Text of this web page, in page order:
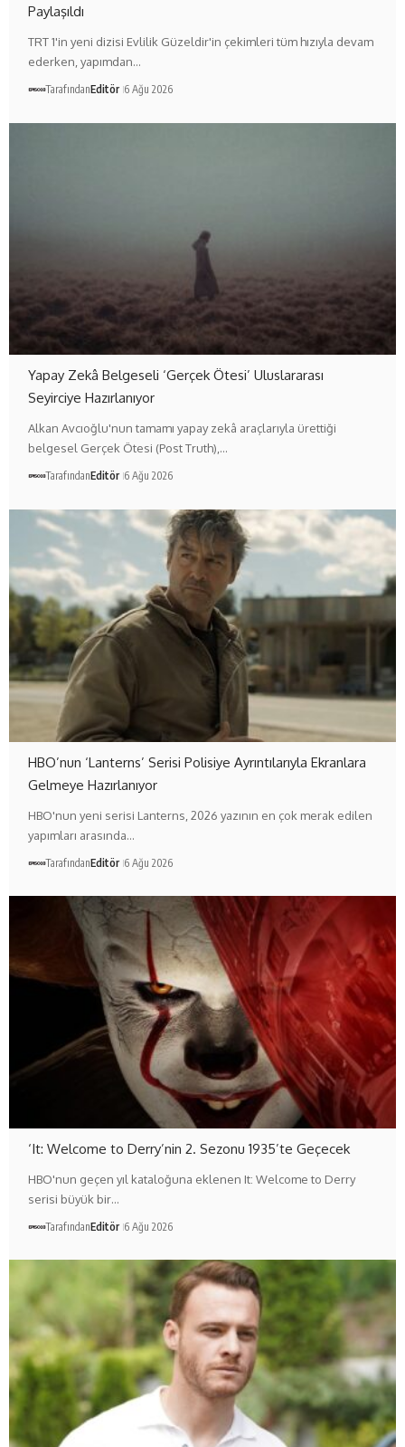
Paylaşıldı
TRT 1'in yeni dizisi Evlilik Güzeldir'in çekimleri tüm hızıyla devam
ederken, yapımdan…
TarafındanEditör 6 Ağu 2026
Yapay Zekâ Belgeseli ‘Gerçek Ötesi’ Uluslararası
Seyirciye Hazırlanıyor
Alkan Avcıoğlu'nun tamamı yapay zekâ araçlarıyla ürettiği
belgesel Gerçek Ötesi (Post Truth),…
TarafındanEditör 6 Ağu 2026
HBO’nun ‘Lanterns’ Serisi Polisiye Ayrıntılarıyla Ekranlara
Gelmeye Hazırlanıyor
HBO'nun yeni serisi Lanterns, 2026 yazının en çok merak edilen
yapımları arasında…
TarafındanEditör 6 Ağu 2026
‘It: Welcome to Derry’nin 2. Sezonu 1935’te Geçecek
HBO'nun geçen yıl kataloğuna eklenen It: Welcome to Derry
serisi büyük bir…
TarafındanEditör 6 Ağu 2026